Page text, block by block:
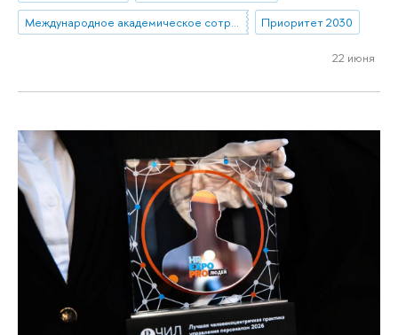
Международное академическое сотрудничество
Приоритет 2030
22 июня